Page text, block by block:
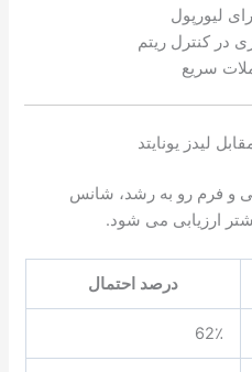
لیورپول
در کنترل ریتم
سریع
لیدز یونایتد
و فرم رو به رشد، شانس
ارزیابی می شود.
درصد احتمال
62٪